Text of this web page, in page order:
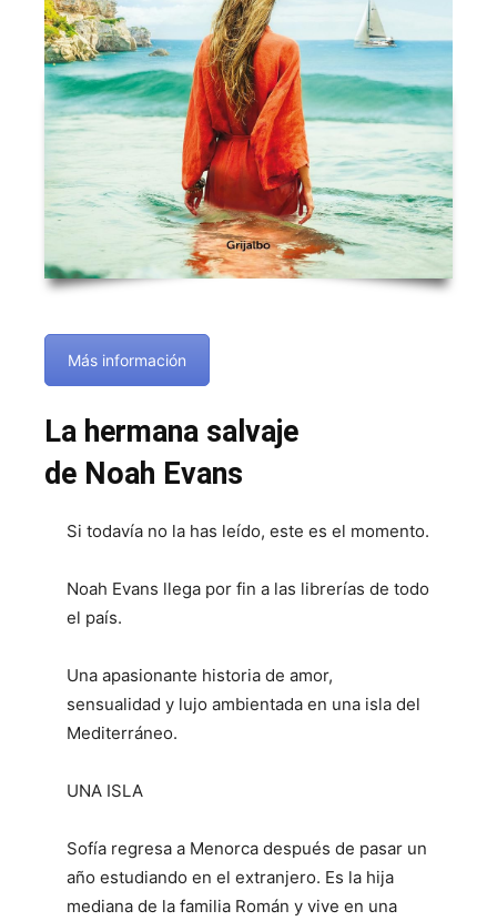
Más información
La hermana salvaje
de Noah Evans
Si todavía no la has leído, este es el momento.
Noah Evans llega por fin a las librerías de todo
el país.
Una apasionante historia de amor,
sensualidad y lujo ambientada en una isla del
Mediterráneo.
UNA ISLA
Sofía regresa a Menorca después de pasar un
año estudiando en el extranjero. Es la hija
mediana de la familia Román y vive en una